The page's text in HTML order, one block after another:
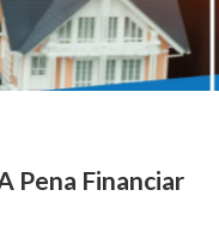
Pena Financiar